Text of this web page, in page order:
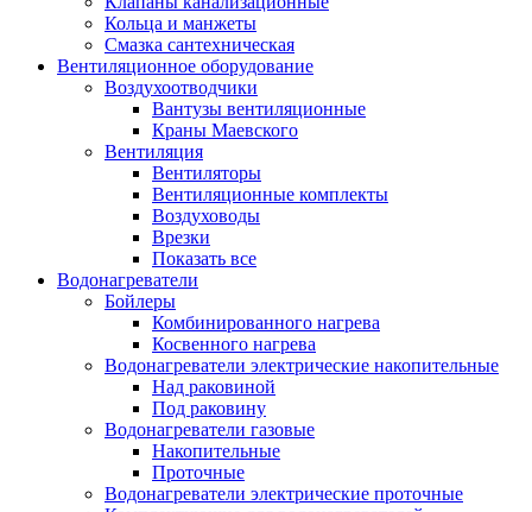
Кольца и манжеты
Смазка сантехническая
Вентиляционное оборудование
Воздухоотводчики
Вантузы вентиляционные
Краны Маевского
Вентиляция
Вентиляторы
Вентиляционные комплекты
Воздуховоды
Врезки
Показать все
Водонагреватели
Бойлеры
Комбинированного нагрева
Косвенного нагрева
Водонагреватели электрические накопительные
Над раковиной
Под раковину
Водонагреватели газовые
Накопительные
Проточные
Водонагреватели электрические проточные